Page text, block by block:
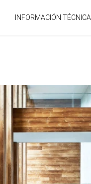
INFORMACIÓN TÉCNICA